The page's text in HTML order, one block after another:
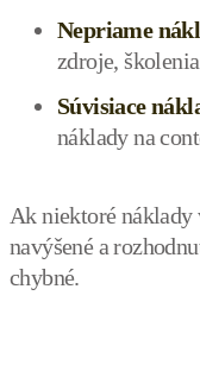
Nepriame
zdroje, školenia
Súvisiace
náklady na
Ak niektoré náklady
navýšené a
chybné.